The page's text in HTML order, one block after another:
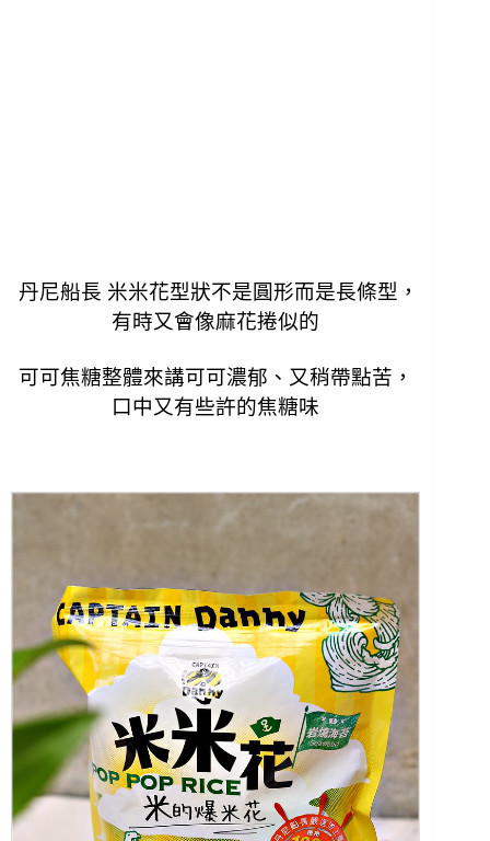
丹尼船長 米米花型狀不是圓形而是長條型，
有時又會像麻花捲似的
可可焦糖整體來講可可濃郁、又稍帶點苦，
口中又有些許的焦糖味